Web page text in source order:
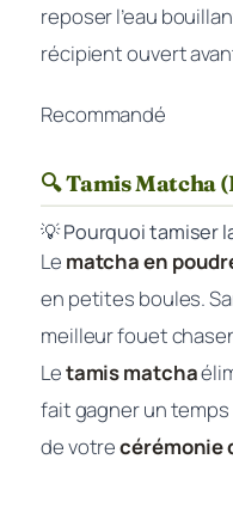
reposer l’eau
récipient ouvert
Recommandé
🔍 Tamis Matcha
💡 Pourquoi tamiser
Le matcha en
en petites boules.
meilleur fouet
Letamis matcha
fait gagner un
de votrecérémonie